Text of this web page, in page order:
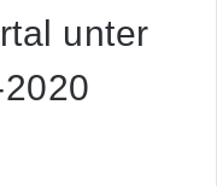
unter